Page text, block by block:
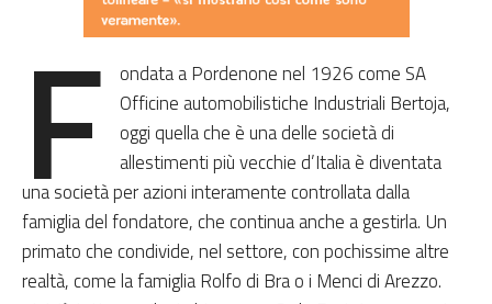
F ondata a Pordenone nel 1926 come SA
Officine automobilistiche Industriali Bertoja,
oggi quella che è una delle società di
allestimenti più vecchie d’Italia è diventata
una società per azioni interamente controllata dalla
famiglia del fondatore, che continua anche a gestirla. Un
primato che condivide, nel settore, con pochissime altre
realtà, come la famiglia Rolfo di Bra o i Menci di Arezzo.